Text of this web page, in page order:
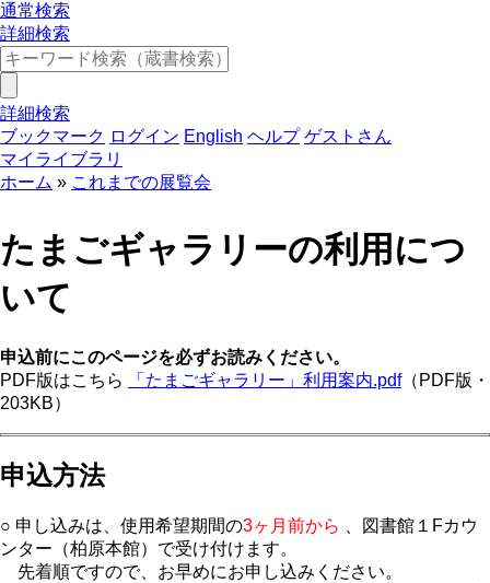
通常検索
詳細検索
詳細検索
ブックマーク ログイン English ヘルプ ゲストさん
マイライブラリ
ホーム
これまでの展覧会
たまごギャラリーの利用につ
いて
申込前にこのページを必ずお読みください。
PDF版はこちら
「たまごギャラリー」利用案内.pdf（PDF版・
203KB）
申込方法
○ 申し込みは、使用希望期間の3ヶ月前から
、図書館１Fカウ
ンター（柏原本館）で受け付けます。
先着順ですので、お早めにお申し込みください。